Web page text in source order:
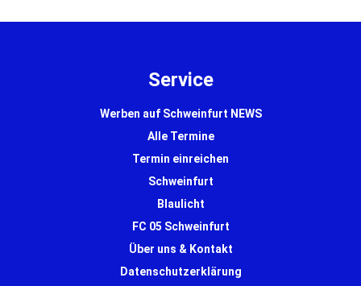
Service
Werben auf Schweinfurt NEWS
Alle Termine
Termin einreichen
Schweinfurt
Blaulicht
FC 05 Schweinfurt
Über uns & Kontakt
Datenschutzerklärung